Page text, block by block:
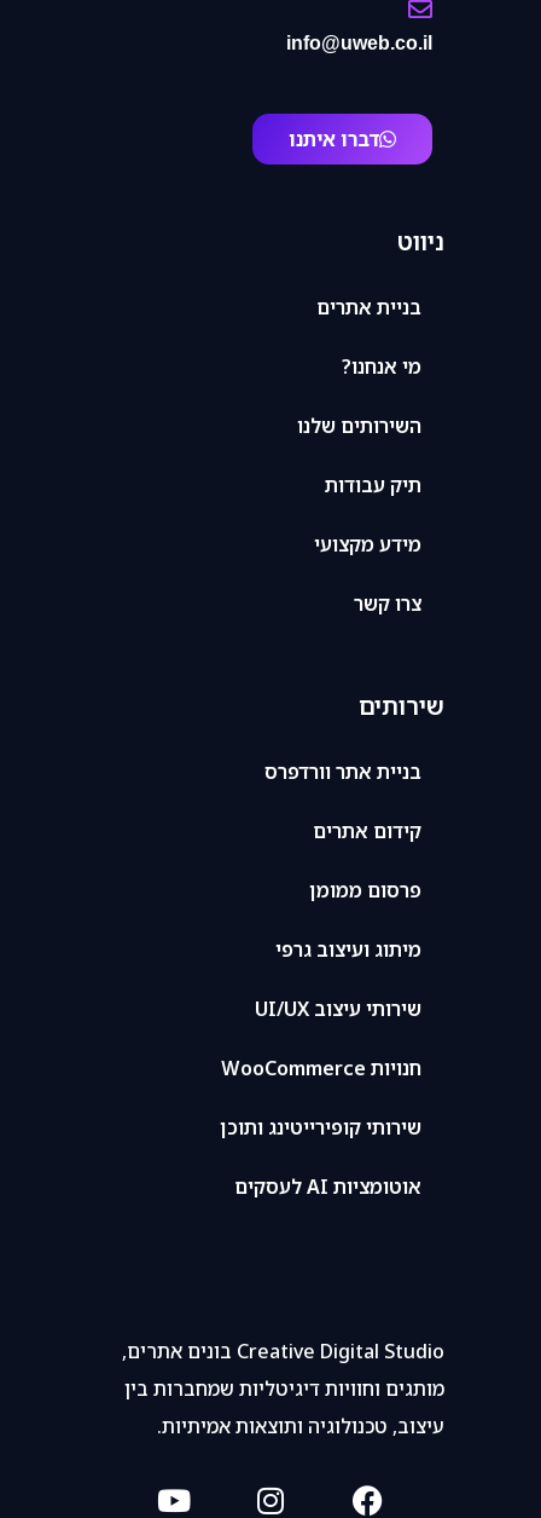
info@uweb.co.il
דברו איתנו
ניווט
בניית אתרים
מי אנחנו?
השירותים שלנו
תיק עבודות
מידע מקצועי
צרו קשר
שירותים
בניית אתר וורדפרס
קידום אתרים
פרסום ממומן
מיתוג ועיצוב גרפי
שירותי עיצוב UI/UX
חנויות WooCommerce
שירותי קופירייטינג ותוכן
אוטומציות AI לעסקים
Creative Digital Studio בונים אתרים,
מותגים וחוויות דיגיטליות שמחברות בין
עיצוב, טכנולוגיה ותוצאות אמיתיות.